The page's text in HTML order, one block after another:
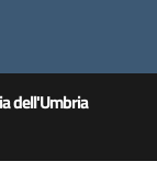
dell'Umbria